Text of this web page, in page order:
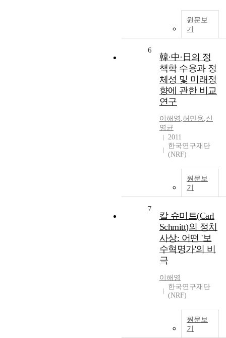
원문보
기
6
韓·中·日의 정
책학 수용과 정
체성 및 미래정
향에 관한 비교
연구
이해영 ,허만용,신
영균
2011
한국연구재단
(NRF)
원문보
기
7
칼 슈미트(Carl
Schmitt)의 정치
사상: 어떤 '보
수혁명가'의 비
극
이해영
한국연구재단
(NRF)
원문보
기